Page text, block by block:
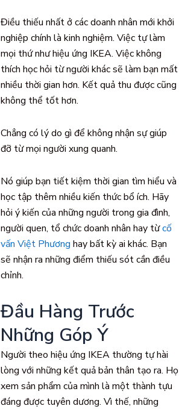
Điều thiếu nhất ở các doanh nhân mới khởi
nghiệp chính là kinh nghiệm. Việc tự làm
mọi thứ như hiệu ứng IKEA. Việc không
thích học hỏi từ người khác sẽ làm bạn mất
nhiều thời gian hơn. Kết quả thu được cũng
không thể tốt hơn.
Chẳng có lý do gì để không nhận sự giúp
đỡ từ mọi người xung quanh.
Nó giúp bạn tiết kiệm thời gian tìm hiểu và
học tập thêm nhiều kiến thức bổ ích. Hãy
hỏi ý kiến của những người trong gia đình,
người quen, tổ chức doanh nhân hay từcố
vấn Việt Phương hay bất kỳ ai khác. Bạn
sẽ nhận ra những điểm thiếu sót cần điều
chỉnh.
Đầu Hàng Trước
Những Góp Ý
Người theo hiệu ứng IKEA thường tự hài
lòng với những kết quả bản thân tạo ra. Họ
xem sản phẩm của mình là một thành tựu
đáng được tuyên dương. Vì thế, những